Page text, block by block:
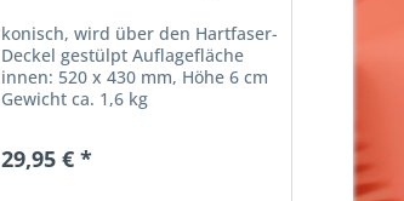
konisch, wird über den Hartfaser-
Deckel gestülpt Auflagefläche
innen: 520 x 430 mm, Höhe 6 cm
Gewicht ca. 1,6 kg
29,95 € *